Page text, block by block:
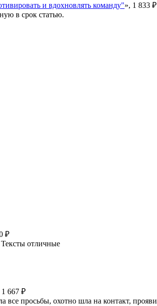
и вдохновлять команду"», 1 833 ₽
в срок статью.
₽
отличные
1 667 ₽
все просьбы, охотно шла на контакт,